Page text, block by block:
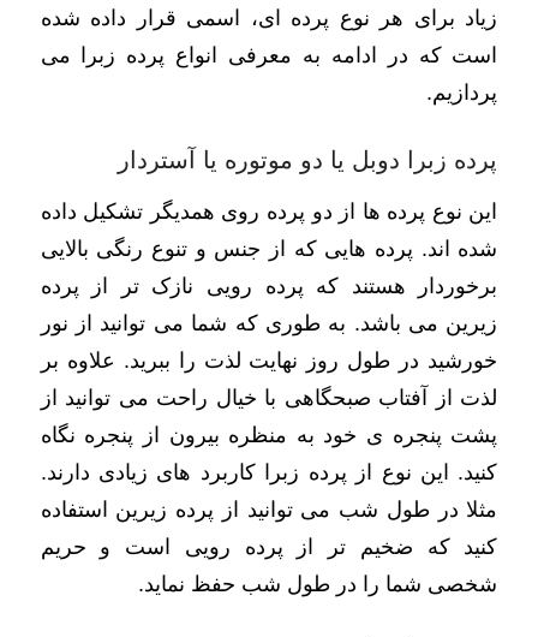
زیاد برای هر نوع پرده ای، اسمی قرار داده شده
است که در ادامه به معرفی انواع پرده زبرا می
پردازیم.
پرده زبرا دوبل یا دو موتوره یا آستردار
این نوع پرده ها از دو پرده روی همدیگر تشکیل داده
شده اند. پرده هایی که از جنس و تنوع رنگی بالایی
برخوردار هستند که پرده رویی نازک تر از پرده
زیرین می باشد. به طوری که شما می توانید از نور
خورشید در طول روز نهایت لذت را ببرید. علاوه بر
لذت از آفتاب صبحگاهی با خیال راحت می توانید از
پشت پنجره ی خود به منظره بیرون از پنجره نگاه
کنید. این نوع از پرده زبرا کاربرد های زیادی دارند.
مثلا در طول شب می توانید از پرده زیرین استفاده
کنید که ضخیم تر از پرده رویی است و حریم
شخصی شما را در طول شب حفظ نماید.